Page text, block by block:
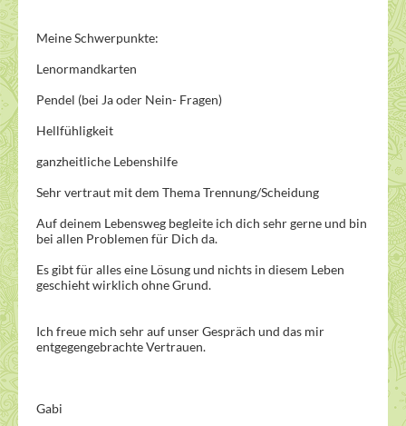
Meine Schwerpunkte:
Lenormandkarten
Pendel (bei Ja oder Nein- Fragen)
Hellfühligkeit
ganzheitliche Lebenshilfe
Sehr vertraut mit dem Thema Trennung/Scheidung
Auf deinem Lebensweg begleite ich dich sehr gerne und bin
bei allen Problemen für Dich da.
Es gibt für alles eine Lösung und nichts in diesem Leben
geschieht wirklich ohne Grund.
Ich freue mich sehr auf unser Gespräch und das mir
entgegengebrachte Vertrauen.
Gabi